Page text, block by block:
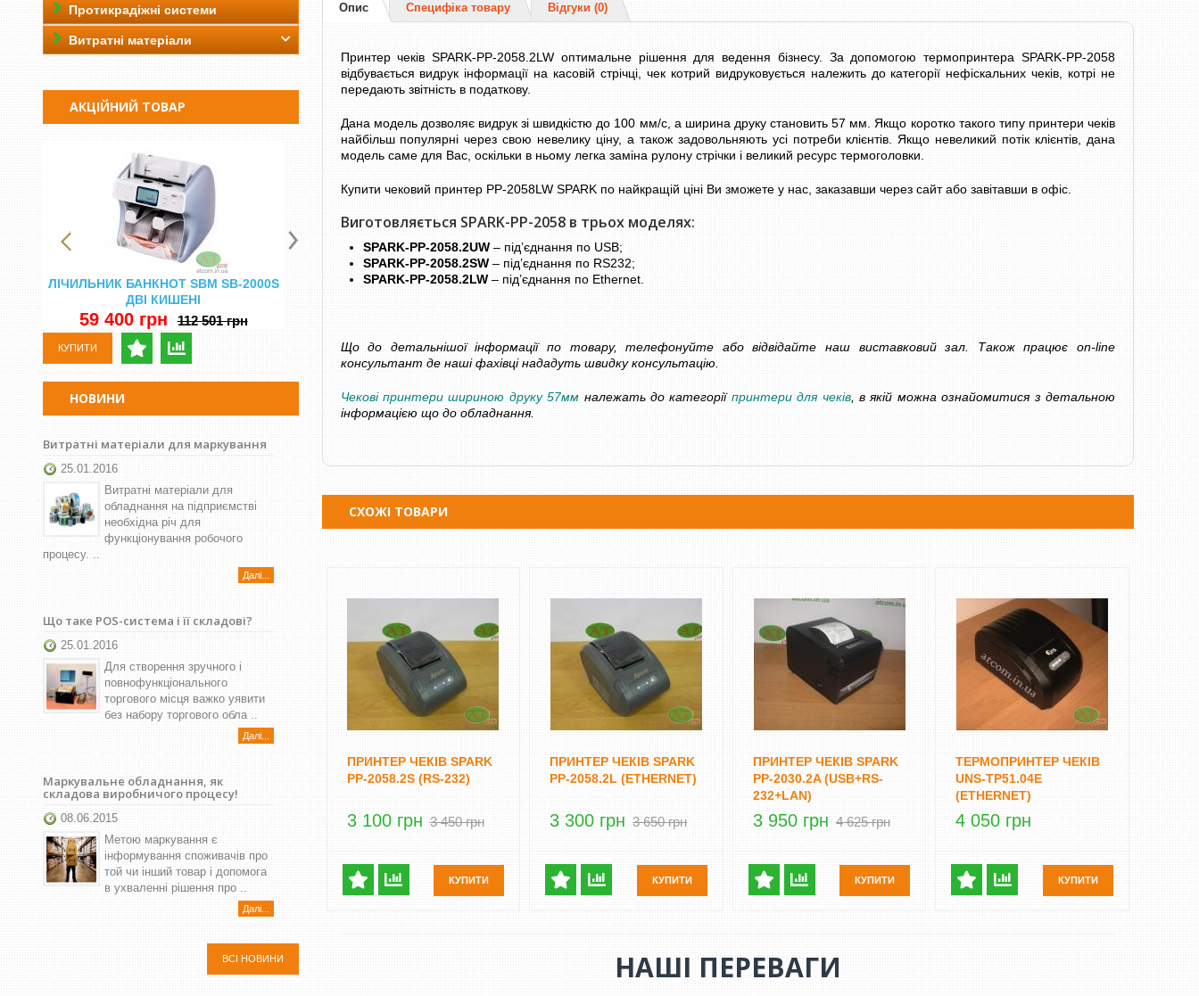
Протикрадіжні системи
Витратні матеріали
АКЦІЙНИЙ ТОВАР
ЛІЧИЛЬНИК БАНКНОТ SBM SB-2000S
ДВІ КИШЕНІ
59 400 грн 112 501 грн
КУПИТИ
ЛІЧИЛЬНА МАШИНКА DORS 750 З
КУПИТИ
ЛІЧИЛЬНИК БАНКНОТ - ДЕТЕКТОР
КУПИТИ КУПИТИ КУПИТИ
НОВИНИ
Витратні матеріали для маркування
25.01.2016
Витратні матеріали для
обладнання на підприємстві
необхідна річ для
функціонування робочого
процесу. ..
Далі...
Що таке POS-система і її складові?
25.01.2016
Для створення зручного і
повнофункціонального
торгового місця важко уявити
без набору торгового обла ..
Далі...
Маркувальне обладнання, як
складова виробничого процесу!
08.06.2015
Метою маркування є
інформування споживачів про
той чи інший товар і допомога
в ухваленні рішення про ..
Далі...
ВСІ НОВИНИ
Опис Специфіка товару Відгуки (0)
Принтер чеків SPARK-PP-2058.2LW оптимальне рішення для ведення бізнесу. За допомогою термопринтера SPARK-PP-2058
відбувається видрук інформації на касовій стрічці, чек котрий видруковується належить до категорії нефіскальних чеків, котрі не
передають звітність в податкову.
Дана модель дозволяє видрук зі швидкістю до 100 мм/с, а ширина друку становить 57 мм. Якщо коротко такого типу принтери чеків
найбільш популярні через свою невелику ціну, а також задовольняють усі потреби клієнтів. Якщо невеликий потік клієнтів, дана
модель саме для Вас, оскільки в ньому легка заміна рулону стрічки і великий ресурс термоголовки.
Купити чековий принтер PP-2058LW SPARK по найкращій ціні Ви зможете у нас, заказавши через сайт або завітавши в офіс.
Виготовляється SPARK-PP-2058 в трьох моделях:
SPARK-PP-2058.2UW– під’єднання по USB;
SPARK-PP-2058.2SW– під’єднання по RS232;
SPARK-PP-2058.2LW– під’єднання по Ethernet.
Що до детальнішої інформації по товару, телефонуйте або відвідайте наш виставковий зал. Також працює on-line
консультант де наші фахівці нададуть швидку консультацію.
Чекові принтери шириною друку 57мм належать до категорії принтери для чеків, в якій можна ознайомитися з детальною
інформацією що до обладнання.
СХОЖІ ТОВАРИ
ПРИНТЕР ЧЕКІВ SPARK
PP-2058.2S (RS-232)
3 100 грн 3 450 грн
КУПИТИ
ПРИНТЕР ЧЕКІВ SPARK
PP-2058.2L (ETHERNET)
3 300 грн 3 650 грн
КУПИТИ
ПРИНТЕР ЧЕКІВ SPARK
PP-2030.2A (USB+RS-
232+LAN)
3 950 грн 4 625 грн
КУПИТИ
ТЕРМОПРИНТЕР ЧЕКІВ
UNS-TP51.04E
(ETHERNET)
4 050 грн
КУПИТИ
НАШІ ПЕРЕВАГИ